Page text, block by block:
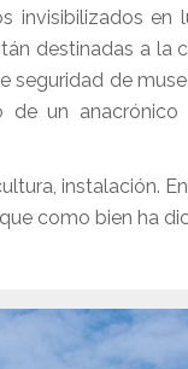
invisibilizados
destinadas a la
seguridad de
de un
instalación.
como bien ha